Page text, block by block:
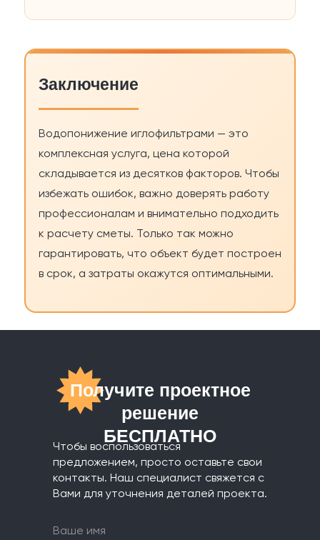
Заключение
Водопонижение иглофильтрами — это
комплексная услуга, цена которой
складывается из десятков факторов. Чтобы
избежать ошибок, важно доверять работу
профессионалам и внимательно подходить
к расчету сметы. Только так можно
гарантировать, что объект будет построен
в срок, а затраты окажутся оптимальными.
Чтобы воспользоваться
предложением, просто оставьте свои
контакты. Наш специалист свяжется с
Вами для уточнения деталей проекта.
Получите проектное
решение
БЕСПЛАТНО